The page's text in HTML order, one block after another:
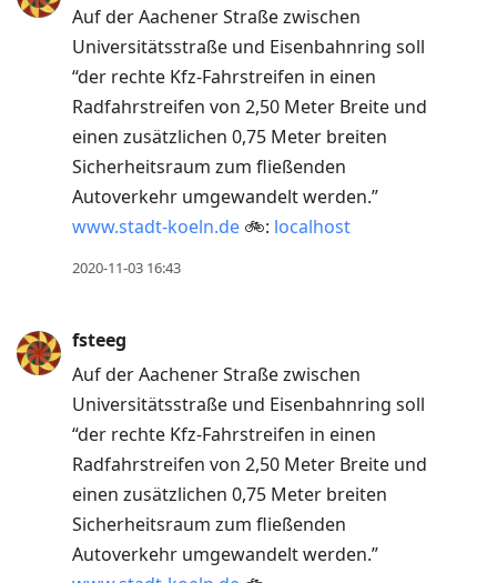
Auf der Aachener Straße zwischen
Universitätsstraße und Eisenbahnring soll
“der rechte Kfz-Fahrstreifen in einen
Radfahrstreifen von 2,50 Meter Breite und
einen zusätzlichen 0,75 Meter breiten
Sicherheitsraum zum fließenden
Autoverkehr umgewandelt werden.”
www.stadt-koeln.de 🚲: localhost
2020-11-03 16:43
fsteeg
Auf der Aachener Straße zwischen
Universitätsstraße und Eisenbahnring soll
“der rechte Kfz-Fahrstreifen in einen
Radfahrstreifen von 2,50 Meter Breite und
einen zusätzlichen 0,75 Meter breiten
Sicherheitsraum zum fließenden
Autoverkehr umgewandelt werden.”